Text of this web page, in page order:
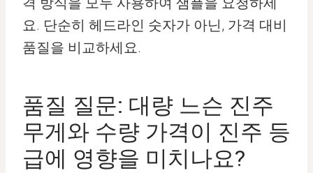
요. 단순히 헤드라인 숫자가 아닌, 가격 대비
품질을 비교하세요.
품질 질문: 대량 느슨 진주
무게와 수량 가격이 진주 등
급에 영향을 미치나요?